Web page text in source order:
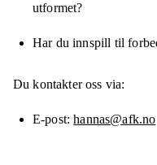
utformet?
Har du innspill til
Du kontakter oss via:
E-post hannas@afk.no